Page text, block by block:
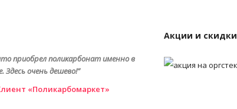
приобрел поликарбонат именно в
очень дешево!”
«Поликарбомаркет»
Акции и скидки